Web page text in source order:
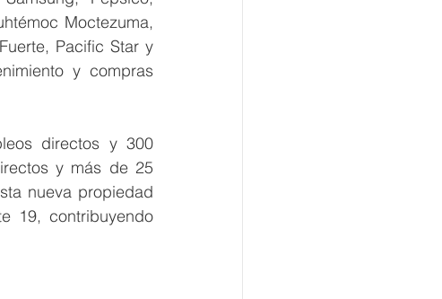
Moctezuma,
Pacific Star y
y compras
directos y 300
y más de 25
nueva propiedad
19, contribuyendo